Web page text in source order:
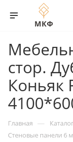
стор.
Коньяк
Главная — Каталог
Стеновые панели 6